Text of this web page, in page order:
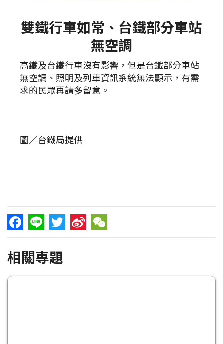
雙鐵行車如常、台鐵部分車站
無空調
高鐵及台鐵行車沒有影響，但是台鐵部分車站
無空調、照明及列車資訊系統無法顯示，有需
求的民眾再請多留意。
圖／台鐵局提供
Facebook
Line TwitterSina WeChat
相關專題